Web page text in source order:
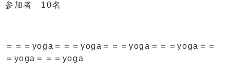
参加者 10名
＝＝＝yoga＝＝＝yoga＝＝＝yoga＝＝＝yoga＝＝
＝yoga＝＝＝yoga